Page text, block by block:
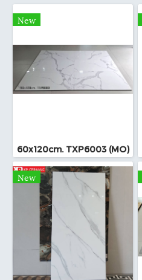
New
60x120cm. TXP6003 (MO)
New